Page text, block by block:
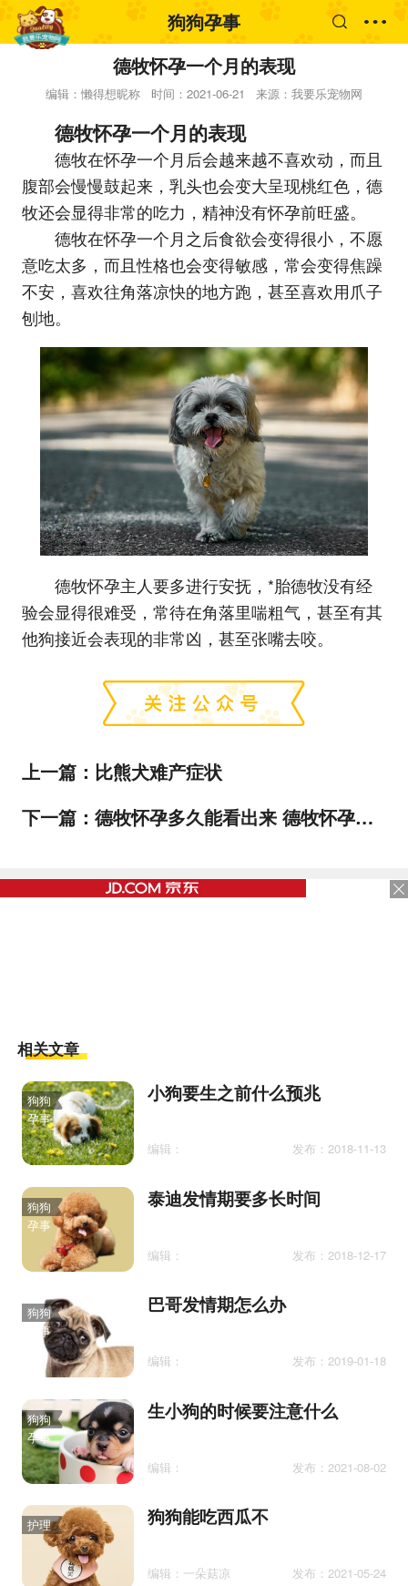
狗狗孕事
德牧怀孕一个月的表现
编辑：懒得想昵称 时间：2021-06-21 来源：我要乐宠物网
德牧怀孕一个月的表现
德牧在怀孕一个月后会越来越不喜欢动，而且
腹部会慢慢鼓起来，乳头也会变大呈现桃红色，德
牧还会显得非常的吃力，精神没有怀孕前旺盛。
德牧在怀孕一个月之后食欲会变得很小，不愿
意吃太多，而且性格也会变得敏感，常会变得焦躁
不安，喜欢往角落凉快的地方跑，甚至喜欢用爪子
刨地。
德牧怀孕主人要多进行安抚，*胎德牧没有经
验会显得很难受，常待在角落里喘粗气，甚至有其
他狗接近会表现的非常凶，甚至张嘴去咬。
上一篇： 比熊犬难产症状
下一篇： 德牧怀孕多久能看出来 德牧怀孕多久能看出肚子
相关文章
狗狗
孕事
小狗要生之前什么预兆
编辑： 发布：2018-11-13
狗狗
孕事
泰迪发情期要多长时间
编辑： 发布：2018-12-17
狗狗
孕事
巴哥发情期怎么办
编辑： 发布：2019-01-18
狗狗
孕事
生小狗的时候要注意什么
编辑： 发布：2021-08-02
护理 狗狗能吃西瓜不
编辑：一朵菇凉 发布：2021-05-24